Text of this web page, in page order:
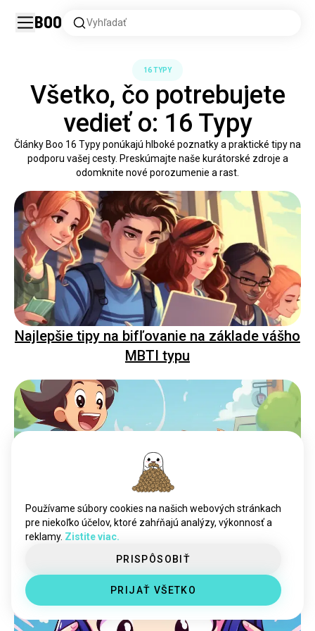
Boo Vyhľadať
16 TYPY
Všetko, čo potrebujete
vedieť o: 16 Typy
Články Boo 16 Typy ponúkajú hlboké poznatky a praktické tipy na
podporu vašej cesty. Preskúmajte naše kurátorské zdroje a
odomknite nové porozumenie a rast.
Najlepšie tipy na bifľovanie na základe vášho
MBTI typu
Typ domáceho maznáčika, ktorému by sa
mal každý MBTI typ pravdepodobne vyhnúť
Používame súbory cookies na našich webových stránkach
pre niekoľko účelov, ktoré zahŕňajú analýzy, výkonnosť a
reklamy. Zistite viac.
PRISPÔSOBIŤ
PRIJAŤ VŠETKO